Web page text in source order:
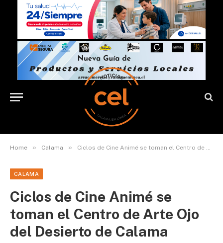
Home » Calama » Ciclos de Cine Animé se toman el Centro de Arte Ojo del Desierto de Calama
CALAMA
Ciclos de Cine Animé se
toman el Centro de Arte Ojo
del Desierto de Calama